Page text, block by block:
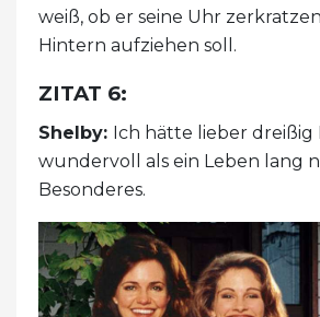
weiß, ob er seine Uhr
Hintern aufziehen soll.
ZITAT 6:
Shelby: Ich hätte lieber dreißig
wundervoll als ein Leben lang
Besonderes.